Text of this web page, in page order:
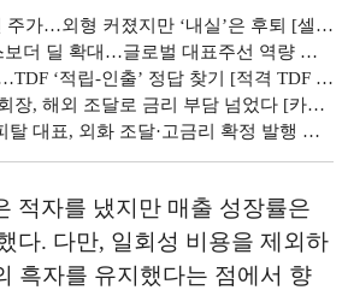
형 커졌지만 ‘내실’은 후퇴 [셀트리온의 성장통 ②]
글로벌 대표주선 역량 부각 [글로벌 선발대 빅5 증권사 (3)]
적립-인출’ 정답 찾기 [적격 TDF 중간점검 (하)]
외 조달로 금리 부담 넘었다 [카드 조달 돋보기 (4)]
조달·고금리 확정 발행 최소화 [캐피탈 조달 돋보기 (5)]
적자를 냈지만 매출 성장률은
다. 다만, 일회성 비용을 제외하
흑자를 유지했다는 점에서 향